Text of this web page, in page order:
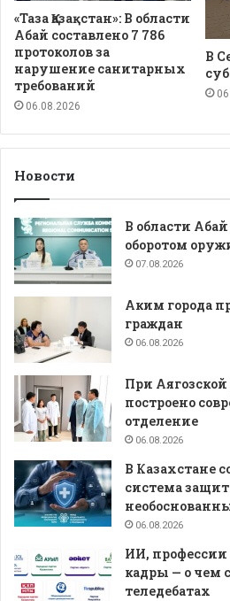
«Таза Қазақстан»: В области
Абай составлено 7 786
протоколов за
нарушение санитарных
требований
06.08.2026
В
Новости
В области
оборотом
07.08.2026
Аким города
граждан
06.08.2026
При
построено
отделение
06.08.2026
В Казахстане
система
06.08.2026
ИИ, профессии
кадры — о чем
теледебатах